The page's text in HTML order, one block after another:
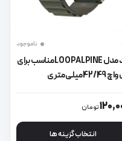
گزینه ها ممکن است در
ناموجود
بند مدل LOOP ALPINE مناسب برای
49 میلی متری
تومان
انتخاب گزینه ها
محصول دارای انواع مختلفی